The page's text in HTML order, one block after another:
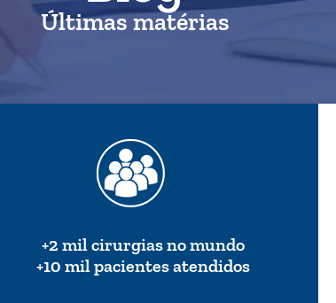
Últimas matérias
+2 mil cirurgias no mundo
+10 mil pacientes atendidos